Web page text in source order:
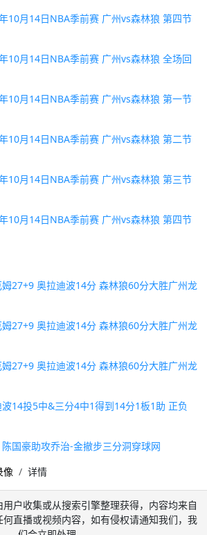
10月14日NBA季前赛 广州vs森林狼 第四节
10月14日NBA季前赛 广州vs森林狼 全场回
10月14日NBA季前赛 广州vs森林狼 第一节
10月14日NBA季前赛 广州vs森林狼 第二节
10月14日NBA季前赛 广州vs森林狼 第三节
10月14日NBA季前赛 广州vs森林狼 第四节
27+9 奥拉迪波14分 森林狼60分大胜广州龙
27+9 奥拉迪波14分 森林狼60分大胜广州龙
27+9 奥拉迪波14分 森林狼60分大胜广州龙
14投5中&三分4中1得到14分1板1助 正负
国豪助攻乔治-金撤步三分洞穿球网
像 详情
户收集或从搜索引擎整理获得，内容均来自
直播或视频内容，如有侵权请通知我们，我